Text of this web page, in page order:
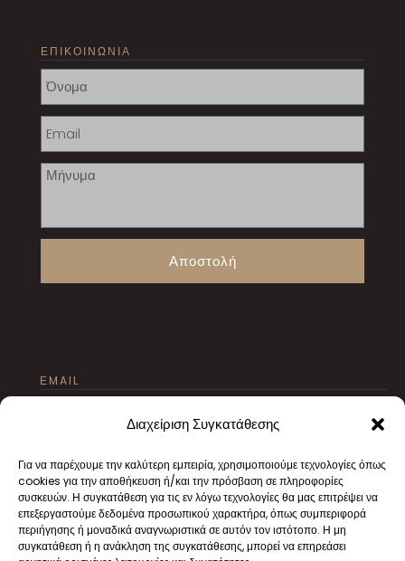
Διαχείριση Συγκατάθεσης
Για να παρέχουμε την καλύτερη εμπειρία, χρησιμοποιούμε τεχνολογίες όπως
cookies για την αποθήκευση ή/και την πρόσβαση σε πληροφορίες
συσκευών. Η συγκατάθεση για τις εν λόγω τεχνολογίες θα μας επιτρέψει να
επεξεργαστούμε δεδομένα προσωπικού χαρακτήρα, όπως συμπεριφορά
περιήγησης ή μοναδικά αναγνωριστικά σε αυτόν τον ιστότοπο. Η μη
συγκατάθεση ή η ανάκληση της συγκατάθεσης, μπορεί να επηρεάσει
ΕΠΙΚΟΙΝΩΝΙΑ
Αποστολή
ΕMAIL
texnourgeio@gmail.com
ΠΟΥ ΘΑ ΜΑΣ ΒΡΕΙΤΕ